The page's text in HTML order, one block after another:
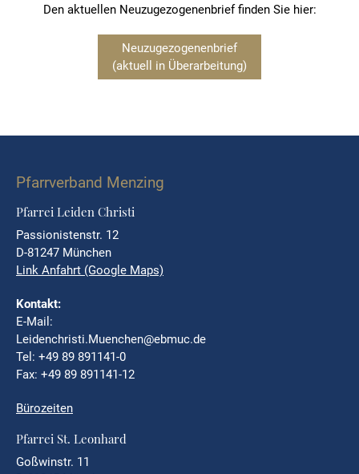
Den aktuellen Neuzugezogenenbrief finden Sie hier:
Neuzugezogenenbrief
(aktuell in Überarbeitung)
Pfarrverband Menzing
Pfarrei Leiden Christi
Passionistenstr. 12
D-81247 München
Link Anfahrt (Google Maps)
Kontakt:
E-Mail:
Leidenchristi.Muenchen@ebmuc.de
Tel: +49 89 891141-0
Fax: +49 89 891141-12
Bürozeiten
Pfarrei St. Leonhard
Goßwinstr. 11